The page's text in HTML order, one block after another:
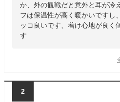
か、外の観戦だと意外と耳が冷
フは保温性が高く暖かいですし
ッコ良いです、着け心地が良く
す
2